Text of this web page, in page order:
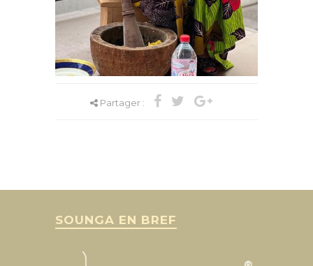
Partager :
SOUNGA EN BREF